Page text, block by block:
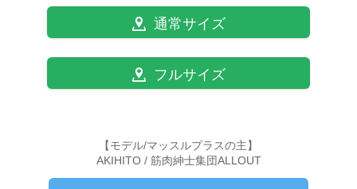
通常サイズ
フルサイズ
【モデル/マッスルプラスの主】
AKIHITO / 筋肉紳士集団ALLOUT